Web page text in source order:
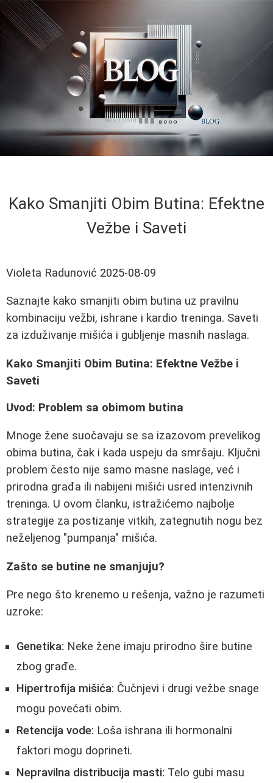
Kako Smanjiti Obim Butina: Efektne
Vežbe i Saveti
Violeta Radunović 2025-08-09
Saznajte kako smanjiti obim butina uz pravilnu
kombinaciju vežbi, ishrane i kardio treninga. Saveti
za izduživanje mišića i gubljenje masnih naslaga.
Kako Smanjiti Obim Butina: Efektne Vežbe i
Saveti
Uvod: Problem sa obimom butina
Mnoge žene suočavaju se sa izazovom prevelikog
obima butina, čak i kada uspeju da smršaju. Ključni
problem često nije samo masne naslage, već i
prirodna građa ili nabijeni mišići usred intenzivnih
treninga. U ovom članku, istražićemo najbolje
strategije za postizanje vitkih, zategnutih nogu bez
neželjenog "pumpanja" mišića.
Zašto se butine ne smanjuju?
Pre nego što krenemo u rešenja, važno je razumeti
uzroke:
Genetika: Neke žene imaju prirodno šire butine
zbog građe.
Hipertrofija mišića: Čučnjevi i drugi vežbe snage
mogu povećati obim.
Retencija vode: Loša ishrana ili hormonalni
faktori mogu doprineti.
Nepravilna distribucija masti: Telo gubi masu